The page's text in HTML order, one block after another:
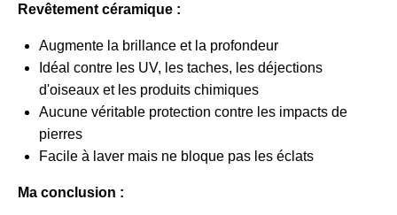
Revêtement céramique :
Augmente la brillance et la profondeur
Idéal contre les UV, les taches, les déjections
d'oiseaux et les produits chimiques
Aucune véritable protection contre les impacts de
pierres
Facile à laver mais ne bloque pas les éclats
Ma conclusion :